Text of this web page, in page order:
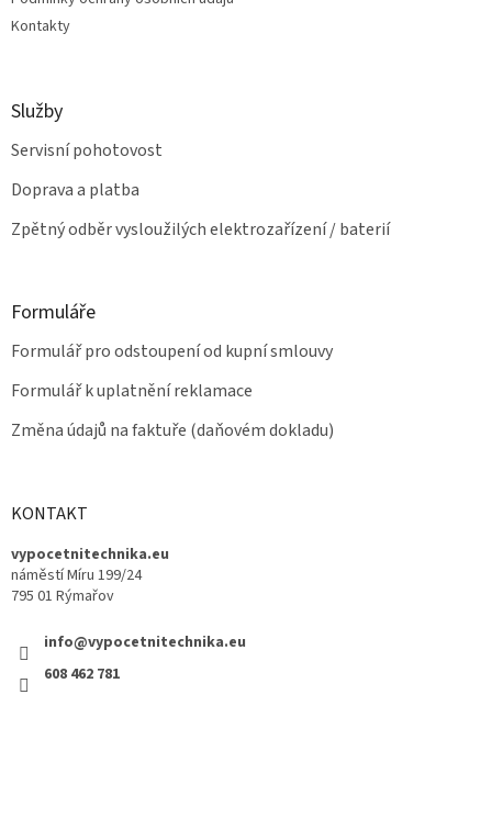
Kontakty
Služby
Servisní pohotovost
Doprava a platba
Zpětný odběr vysloužilých elektrozařízení / baterií
Formuláře
Formulář pro odstoupení od kupní smlouvy
Formulář k uplatnění reklamace
Změna údajů na faktuře (daňovém dokladu)
KONTAKT
vypocetnitechnika.eu
náměstí Míru 199/24
795 01 Rýmařov
info@vypocetnitechnika.eu
608 462 781